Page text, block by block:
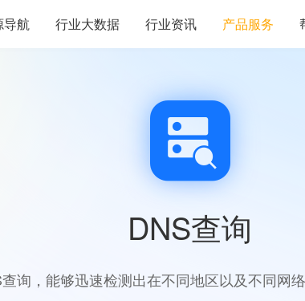
导航 行业大数据 行业资讯 产品服务
DNS查询
询，能够迅速检测出在不同地区以及不同网